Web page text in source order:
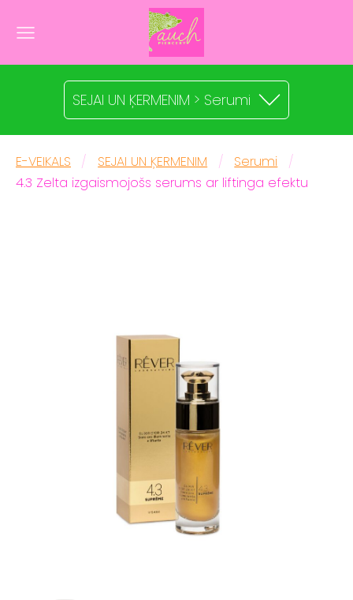
SEJAI UN ĶERMENIM > Serumi
E-VEIKALS SEJAI UN ĶERMENIM
Serumi
4.3 Zelta izgaismojošs serums ar liftinga efektu